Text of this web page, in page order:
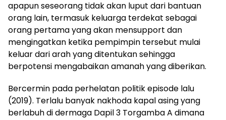
apapun seseorang tidak akan luput dari bantuan
orang lain, termasuk keluarga terdekat sebagai
orang pertama yang akan mensupport dan
mengingatkan ketika pempimpin tersebut mulai
keluar dari arah yang ditentukan sehingga
berpotensi mengabaikan amanah yang diberikan.
Bercermin pada perhelatan politik episode lalu
(2019). Terlalu banyak nakhoda kapal asing yang
berlabuh di dermaga Dapil 3 Torgamba A dimana